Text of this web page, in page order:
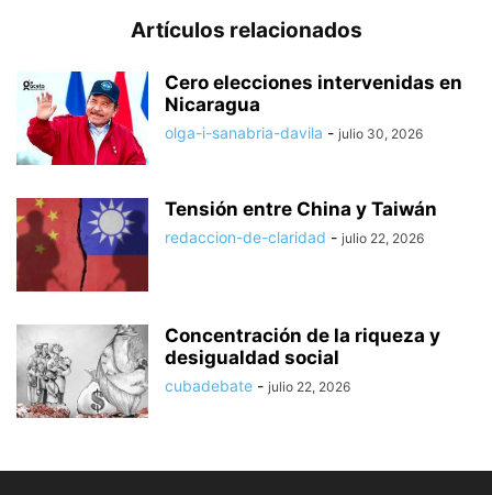
Artículos relacionados
Cero elecciones intervenidas en
Nicaragua
olga-i-sanabria-davila - julio 30, 2026
Tensión entre China y Taiwán
redaccion-de-claridad - julio 22, 2026
Concentración de la riqueza y
desigualdad social
cubadebate - julio 22, 2026